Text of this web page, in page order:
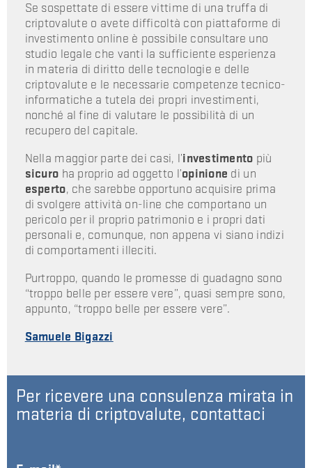
Se sospettate di essere vittime di una truffa di
criptovalute o avete difficoltà con piattaforme di
investimento online è possibile consultare uno
studio legale che vanti la sufficiente esperienza
in materia di diritto delle tecnologie e delle
criptovalute e le necessarie competenze tecnico-
informatiche a tutela dei propri investimenti,
nonché al fine di valutare le possibilità di un
recupero del capitale.
Nella maggior parte dei casi, l’investimento più
sicuro ha proprio ad oggetto l’opinione di un
esperto, che sarebbe opportuno acquisire prima
di svolgere attività on-line che comportano un
pericolo per il proprio patrimonio e i propri dati
personali e, comunque, non appena vi siano indizi
di comportamenti illeciti.
Purtroppo, quando le promesse di guadagno sono
“troppo belle per essere vere”, quasi sempre sono,
appunto, “troppo belle per essere vere”.
Samuele Bigazzi
Per ricevere una consulenza mirata in
materia di criptovalute, contattaci